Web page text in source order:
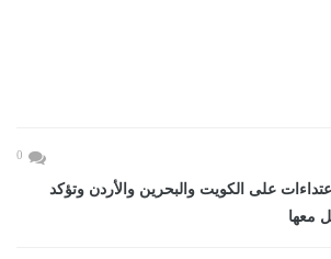
0
على الكويت والبحرين والأردن وتؤكد
معها